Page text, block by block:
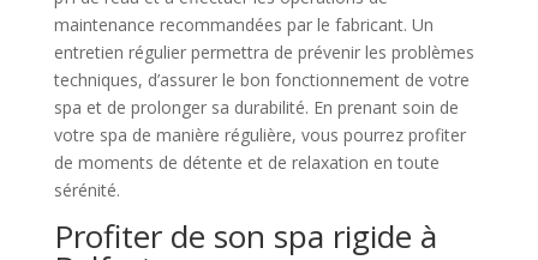
maintenance recommandées par le fabricant. Un
entretien régulier permettra de prévenir les problèmes
techniques, d’assurer le bon fonctionnement de votre
spa et de prolonger sa durabilité. En prenant soin de
votre spa de manière régulière, vous pourrez profiter
de moments de détente et de relaxation en toute
sérénité.
Profiter de son spa rigide à